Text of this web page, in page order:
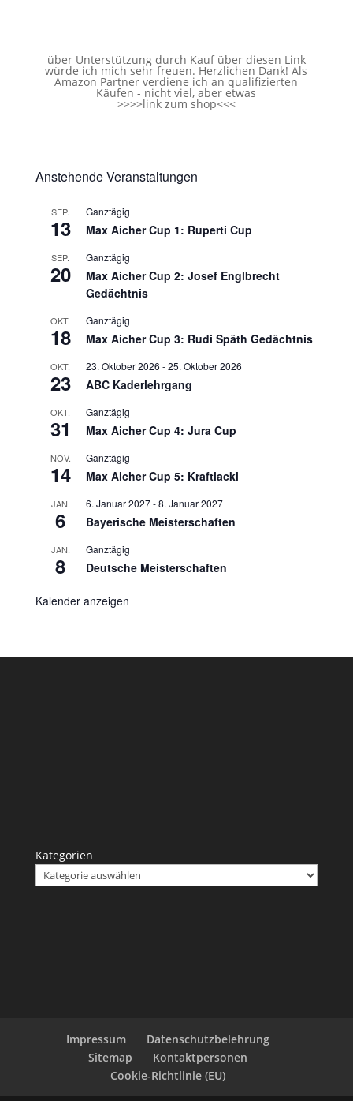
über Unterstützung durch Kauf über diesen Link
würde ich mich sehr freuen. Herzlichen Dank! Als
Amazon Partner verdiene ich an qualifizierten
Käufen - nicht viel, aber etwas
>>>>link zum shop<<<
Anstehende Veranstaltungen
SEP.
13
Ganztägig
Max Aicher Cup 1: Ruperti Cup
SEP.
20
Ganztägig
Max Aicher Cup 2: Josef Englbrecht
Gedächtnis
OKT.
18
Ganztägig
Max Aicher Cup 3: Rudi Späth Gedächtnis
OKT.
23
23. Oktober 2026 -25. Oktober 2026
ABC Kaderlehrgang
OKT.
31
Ganztägig
Max Aicher Cup 4: Jura Cup
NOV.
14
Ganztägig
Max Aicher Cup 5: Kraftlackl
JAN.
6
6. Januar 2027-8. Januar 2027
Bayerische Meisterschaften
JAN.
8
Ganztägig
Deutsche Meisterschaften
Kalender anzeigen
Kategorien
Impressum
Datenschutzbelehrung
Sitemap
Kontaktpersonen
Cookie-Richtlinie (EU)